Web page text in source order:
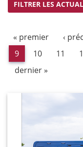
FILTRER LES
« premier ‹
9
10 11
dernier »